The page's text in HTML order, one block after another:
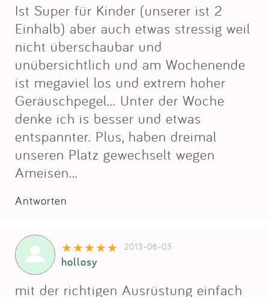
Ist Super für Kinder (unserer ist 2
Einhalb) aber auch etwas stressig weil
nicht überschaubar und
unübersichtlich und am Wochenende
ist megaviel los und extrem hoher
Geräuschpegel... Unter der Woche
denke ich is besser und etwas
entspannter. Plus, haben dreimal
unseren Platz gewechselt wegen
Ameisen...
Antworten
2013-06-03
hollosy
mit der richtigen Ausrüstung einfach